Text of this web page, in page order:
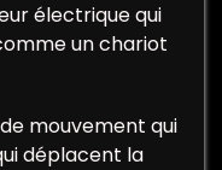
électrique qui
un chariot
mouvement qui
déplacent la